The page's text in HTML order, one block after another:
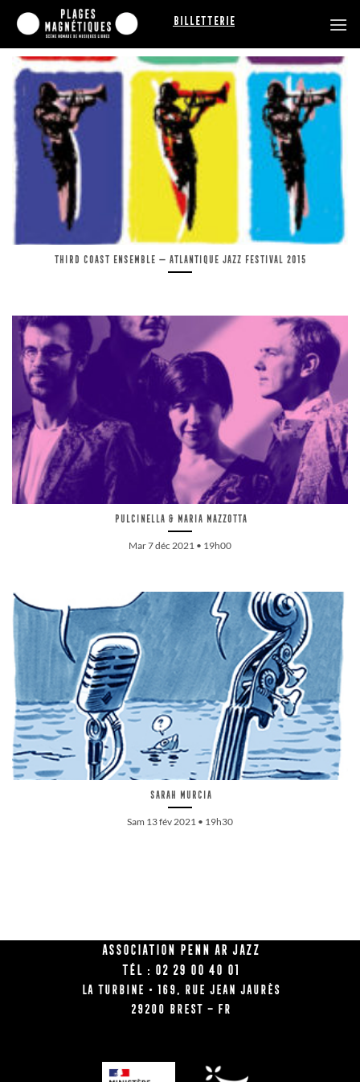
Passer
contenu
Billetterie
Third Coast Ensemble — Atlantique Jazz Festival 2015
Pulcinella & Maria Mazzotta
Mar 7 déc 2021 • 19h00
Sarah Murcia
Sam 13 fév 2021 • 19h30
Association Penn Ar Jazz
Tél : 02 29 00 40 01
La Turbine • 169, rue Jean Jaurès
29200 BREST – FR